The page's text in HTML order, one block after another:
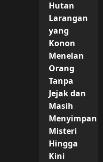
Hutan
Larangan
yang
Konon
Menelan
Orang
Tanpa
Jejak dan
Masih
Menyimpan
Misteri
Hingga
Kini